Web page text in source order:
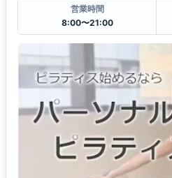
営業時間
8:00〜21:00